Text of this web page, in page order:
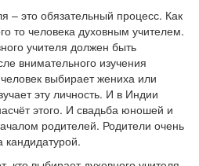
– это обязательный процесс. Как
то человека духовным учителем.
учителя должен быть
внимательного изучения
выбирает жениха или
эту личность. И в Индии
этого. И свадьба юношей и
родителей. Родители очень